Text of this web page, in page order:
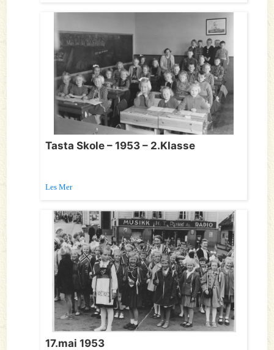
Tasta Skole – 1953 – 2.Klasse
Les Mer
17.mai 1953